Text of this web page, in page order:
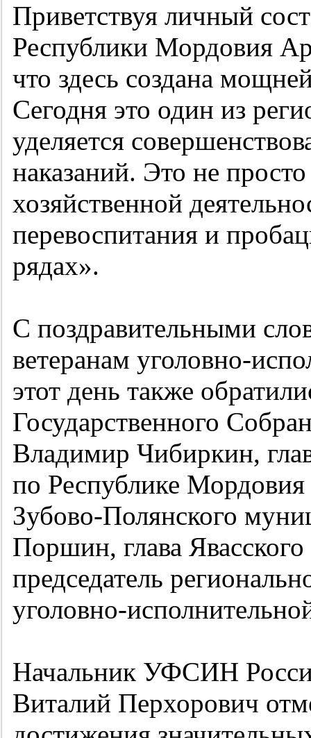
Приветствуя личный
Республики Мордовия
что здесь создана
Сегодня это один из
уделяется
наказаний. Это не
хозяйственной
перевоспитания и
рядах».
С поздравительными
ветеранам уголовно-
этот день также
Государственного
Владимир Чибиркин,
по Республике
Зубово-Полянского
Поршин, глава Явасского
председатель
уголовно-
Начальник УФСИН
Виталий Перхорович